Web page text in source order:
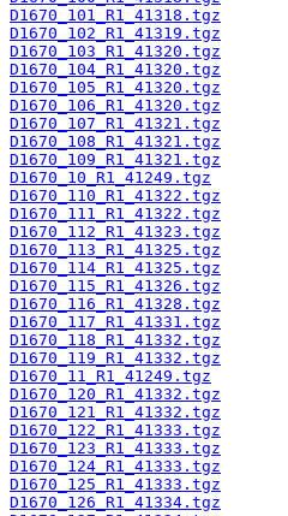
D1670_101_R1_41318.tgz
D1670_102_R1_41319.tgz
D1670_103_R1_41320.tgz
D1670_104_R1_41320.tgz
D1670_105_R1_41320.tgz
D1670_106_R1_41320.tgz
D1670_107_R1_41321.tgz
D1670_108_R1_41321.tgz
D1670_109_R1_41321.tgz
D1670_10_R1_41249.tgz
D1670_110_R1_41322.tgz
D1670_111_R1_41322.tgz
D1670_112_R1_41323.tgz
D1670_113_R1_41325.tgz
D1670_114_R1_41325.tgz
D1670_115_R1_41326.tgz
D1670_116_R1_41328.tgz
D1670_117_R1_41331.tgz
D1670_118_R1_41332.tgz
D1670_119_R1_41332.tgz
D1670_11_R1_41249.tgz
D1670_120_R1_41332.tgz
D1670_121_R1_41332.tgz
D1670_122_R1_41333.tgz
D1670_123_R1_41333.tgz
D1670_124_R1_41333.tgz
D1670_125_R1_41333.tgz
D1670_126_R1_41334.tgz